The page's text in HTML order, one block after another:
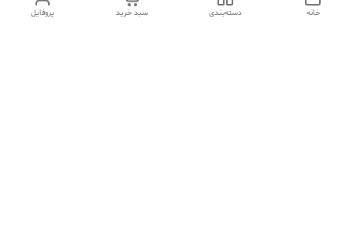
پروفایل سبد خرید دسته‌بندی خانه